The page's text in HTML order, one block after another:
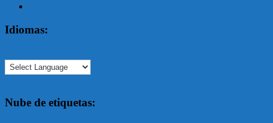
Idiomas:
Nube de etiquetas: